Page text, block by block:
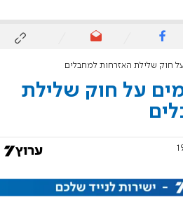
חוק שלילת האזרחות למחבלים
על חוק שלילת